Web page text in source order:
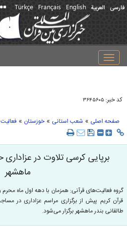
فارسی العربیة English
Français
Türkçe
Toggle
navigation
کد خبر: ۳۶۴۵۶۰۵
صفحه اصلی » شعب استانی » خوزستان »
برپایی کرسی تلاوت در
ماهشهر
گروه فعالیت‌های قرآنی: همزمان با دهه اول ماه
قرآن کریم پیش از برگزاری مراسم عزاداری در
طالقانی بندر ماهشهر برگزار می‌شود.